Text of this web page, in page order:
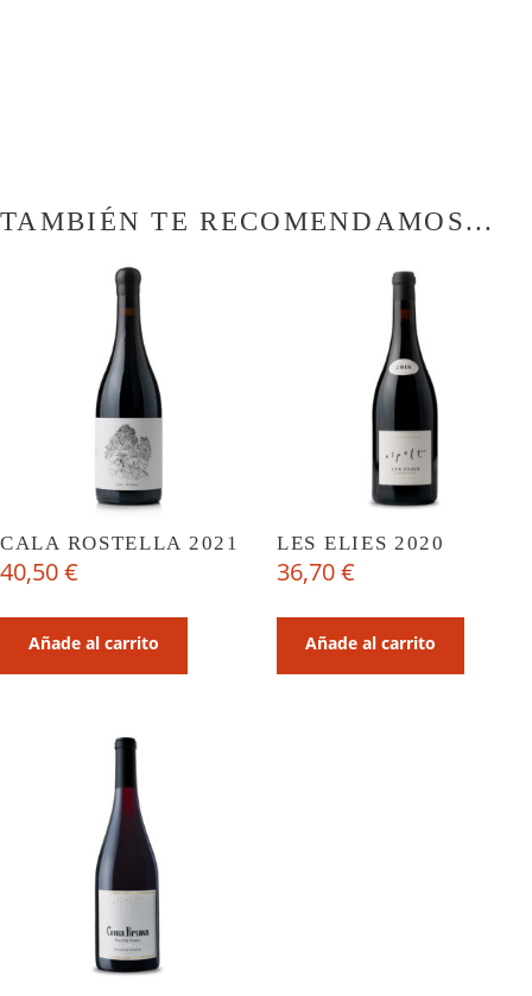
TAMBIÉN TE RECOMENDAMOS...
CALA ROSTELLA 2021
40,50€
Añade al carrito
LES ELIES 2020
36,70€
Añade al carrito